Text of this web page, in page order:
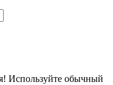
Используйте обычный